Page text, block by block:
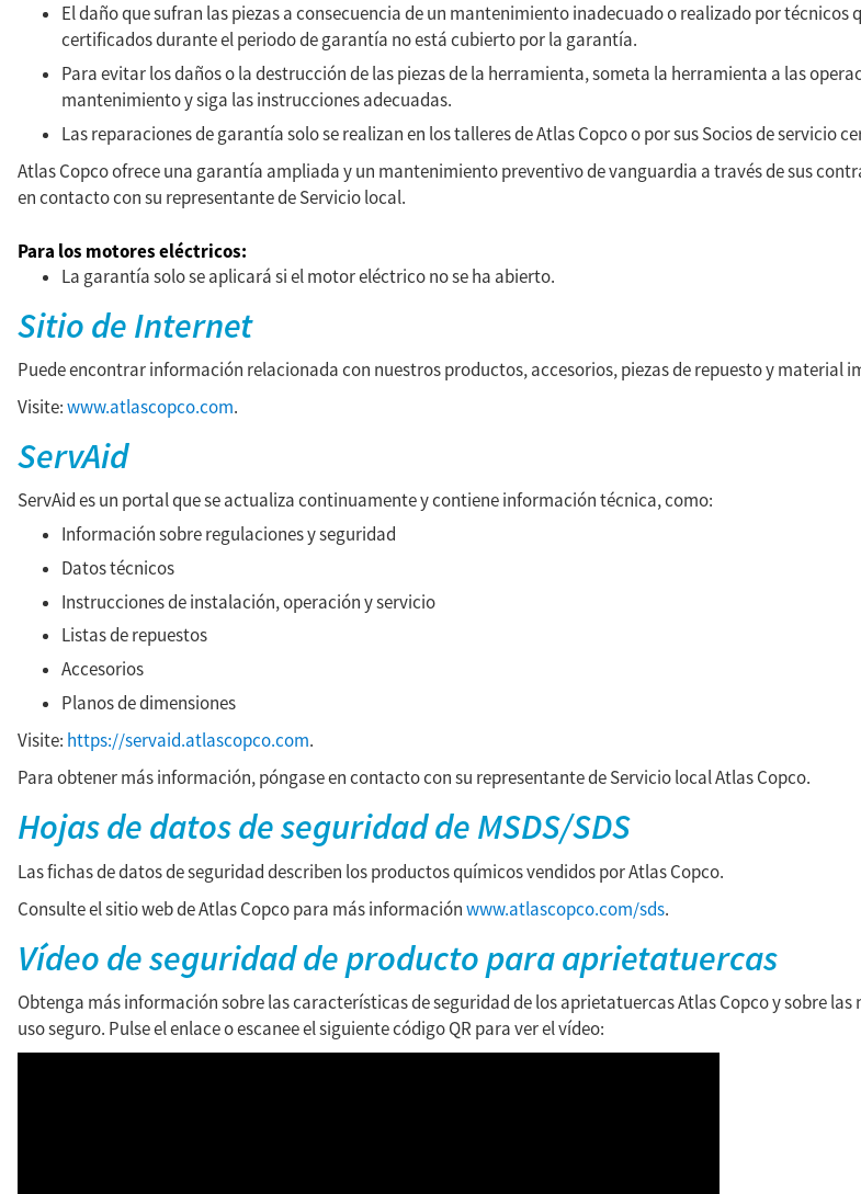
El daño que sufran las piezas a consecuencia de un mantenimiento inadecuado o realizado por técnicos
certificados durante el periodo de garantía no está cubierto por la garantía.
Para evitar los daños o la destrucción de las piezas de la herramienta, someta la herramienta a las
mantenimiento y siga las instrucciones adecuadas.
Las reparaciones de garantía solo se realizan en los talleres deAtlas Copcoo por sus Socios de servicio
Atlas Copcoofrece una garantía ampliada y un mantenimiento preventivo de vanguardia a través de sus
en contacto con su representante de Servicio local.
Para los motores eléctricos:
La garantía solo se aplicará si el motor eléctrico no se ha abierto.
Sitio de Internet
Puede encontrar información relacionada con nuestros productos, accesorios, piezas de repuesto y material
Visite:www.atlascopco.com.
ServAid
ServAid es un portal que se actualiza continuamente y contiene información técnica, como:
Información sobre regulaciones y seguridad
Datos técnicos
Instrucciones de instalación, operación y servicio
Listas de repuestos
Accesorios
Planos de dimensiones
Visite: https://servaid.atlascopco.com.
Para obtener más información, póngase en contacto con su representante de Servicio localAtlas Copco.
Hojas de datos de seguridad de MSDS/SDS
Las fichas de datos de seguridad describen los productos químicos vendidos porAtlas Copco.
Consulte el sitio web deAtlas Copcopara más informaciónwww.atlascopco.com/sds.
Vídeo de seguridad de producto para aprietatuercas
Obtenga más información sobre las características de seguridad de los aprietatuercas Atlas Copco y sobre
uso seguro. Pulse el enlace o escanee el siguiente código QR para ver el vídeo: